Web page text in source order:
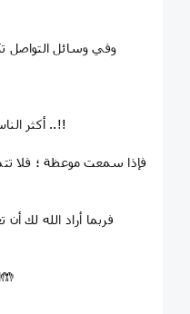
أكثر الناس انتكاساً ؛ أقلهم عملاً بما علموا ..!!
🤲اللهم ارزقنا الثبات حتى الممات🤲